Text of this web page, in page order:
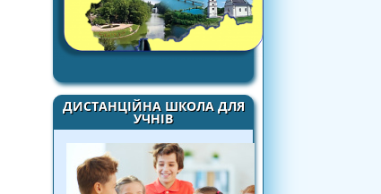
ДИСТАНЦІЙНА ШКОЛА ДЛЯ
УЧНІВ